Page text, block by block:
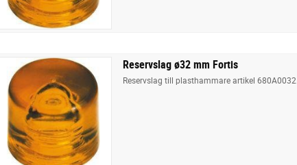
Reservslag ø32 mm Fortis
Reservslag till plasthammare artikel 680A0032.